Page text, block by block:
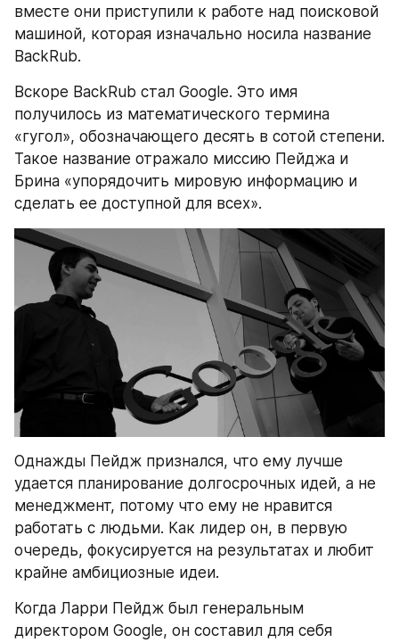
вместе они приступили к работе над поисковой
машиной, которая изначально носила название
BackRub.
Вскоре BackRub стал Google. Это имя
получилось из математического термина
«гугол», обозначающего десять в сотой степени.
Такое название отражало миссию Пейджа и
Брина «упорядочить мировую информацию и
сделать ее доступной для всех».
Однажды Пейдж признался, что ему лучше
удается планирование долгосрочных идей, а не
менеджмент, потому что ему не нравится
работать с людьми. Как лидер он, в первую
очередь, фокусируется на результатах и любит
крайне амбициозные идеи.
Когда Ларри Пейдж был генеральным
директором Google, он составил для себя